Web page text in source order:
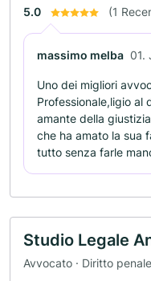
5.0 (1
massimo melba 01.
Uno dei migliori
Professionale,ligio al
amante della
che ha amato la sua
tutto senza farle
Studio Legale
Avvocato · Diritto penale